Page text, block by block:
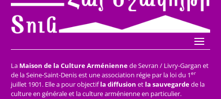
La Maison de la Culture Arméniennede Sevran / Livry-Gargan et
de la Seine-Saint-Denis est une association régie par la loi du 1er
juillet 1901. Elle a pour objectifla diffusion et la sauvegardede la
culture en générale et la culture arménienne en particulier.